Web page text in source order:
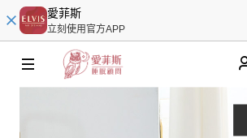
愛菲斯
立刻使用官方APP